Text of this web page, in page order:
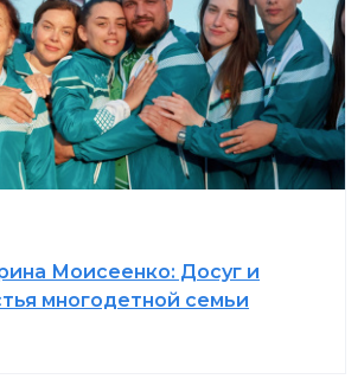
Моисеенко: Досуг и
многодетной семьи